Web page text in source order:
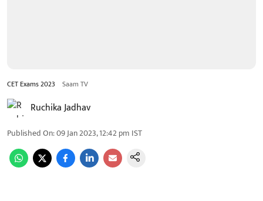
CET Exams 2023 Saam TV
Ruchika Jadhav
Published On:09 Jan 2023, 12:42 pm IST